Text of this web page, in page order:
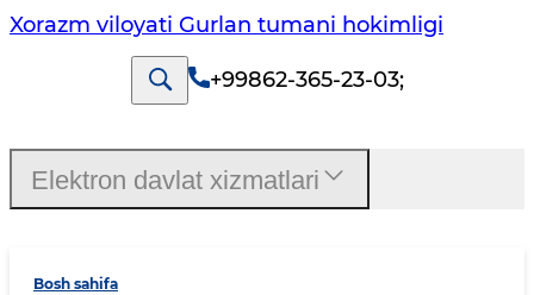
Xorazm viloyati Gurlan tumani hokimligi
+99862-365-23-03;
Bosh sahifa
Elektron davlat xizmatlari